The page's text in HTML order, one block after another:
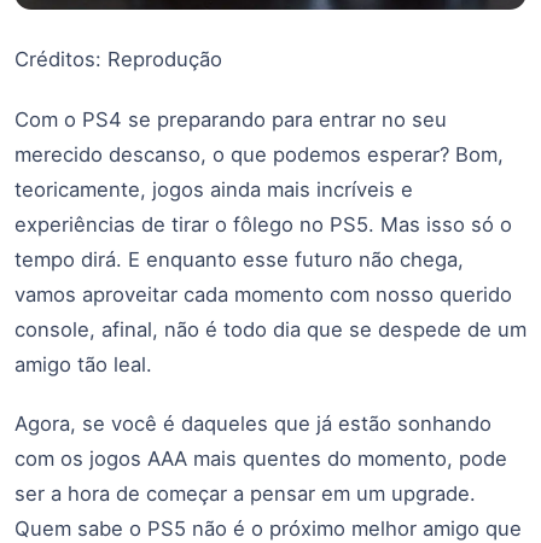
Créditos: Reprodução
Com o PS4 se preparando para entrar no seu
merecido descanso, o que podemos esperar? Bom,
teoricamente, jogos ainda mais incríveis e
experiências de tirar o fôlego no PS5. Mas isso só o
tempo dirá. E enquanto esse futuro não chega,
vamos aproveitar cada momento com nosso querido
console, afinal, não é todo dia que se despede de um
amigo tão leal.
Agora, se você é daqueles que já estão sonhando
com os jogos AAA mais quentes do momento, pode
ser a hora de começar a pensar em um upgrade.
Quem sabe o PS5 não é o próximo melhor amigo que